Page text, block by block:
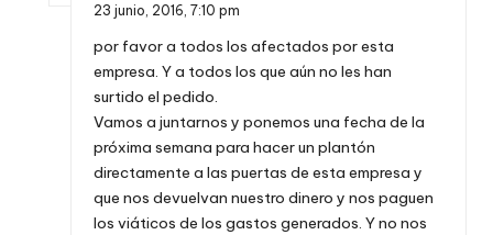
23 junio, 2016, 7:10 pm
por favor a todos los afectados por esta
empresa. Y a todos los que aún no les han
surtido el pedido.
Vamos a juntarnos y ponemos una fecha de la
próxima semana para hacer un plantón
directamente a las puertas de esta empresa y
que nos devuelvan nuestro dinero y nos paguen
los viáticos de los gastos generados. Y no nos